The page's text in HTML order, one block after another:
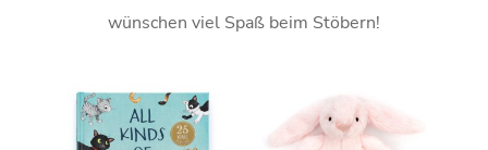
wünschen viel Spaß beim Stöbern!